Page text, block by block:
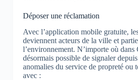
Déposer une réclamation
Avec l’application mobile gratuite,
deviennent acteurs de la ville et
l’environnement. N’importe où dans
désormais possible de signaler
anomalies du service de propreté ou
avec :